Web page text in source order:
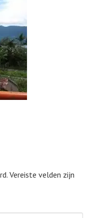
Vereiste velden zijn